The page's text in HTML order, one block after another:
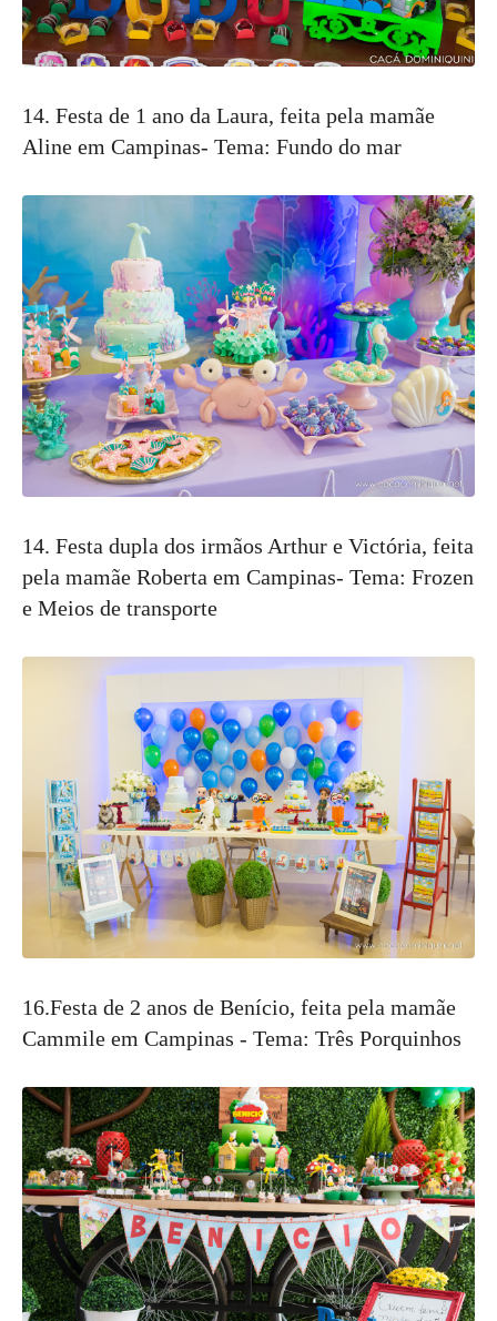
14. Festa de 1 ano da Laura, feita pela mamãe
Aline em Campinas- Tema: Fundo do mar
14. Festa dupla dos irmãos Arthur e Victória, feita
pela mamãe Roberta em Campinas- Tema: Frozen
e Meios de transporte
16.Festa de 2 anos de Benício, feita pela mamãe
Cammile em Campinas - Tema: Três Porquinhos